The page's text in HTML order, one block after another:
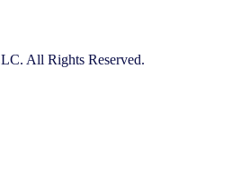
All Rights Reserved.